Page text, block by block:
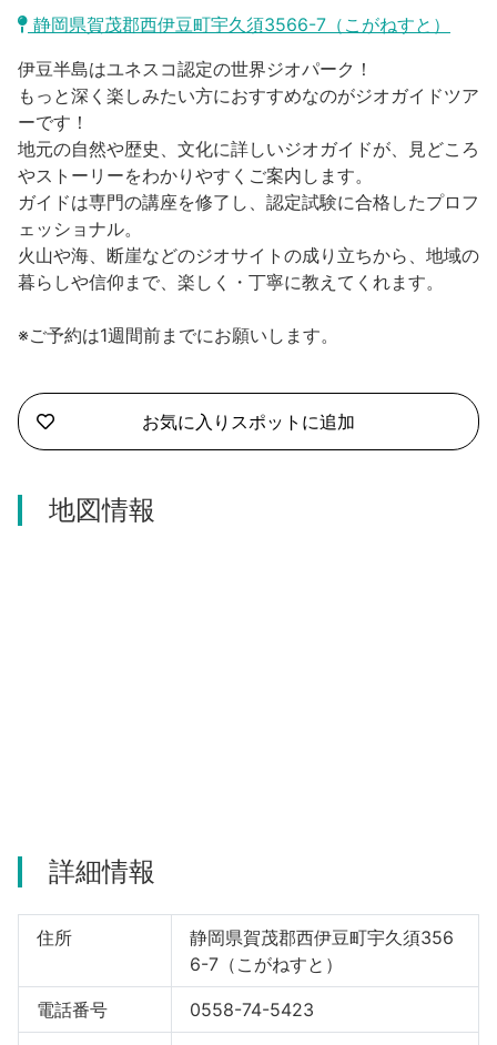
三島市
南伊豆町
函南町
西伊豆町
伊東市
伊豆の国市
松崎町
河津町
宿泊・予約
旅程作成
AIルートプランナー
アクセス
合同会社説明会
伊豆ワーケーション
静岡県賀茂郡西伊豆町宇久須3566-7（こがねすと）
伊豆半島はユネスコ認定の世界ジオパーク！
もっと深く楽しみたい方におすすめなのがジオガイドツア
ーです！
地元の自然や歴史、文化に詳しいジオガイドが、見どころ
やストーリーをわかりやすくご案内します。
ガイドは専門の講座を修了し、認定試験に合格したプロフ
ェッショナル。
火山や海、断崖などのジオサイトの成り立ちから、地域の
暮らしや信仰まで、楽しく・丁寧に教えてくれます。
※ご予約は1週間前までにお願いします。
お気に入りスポットに追加
地図情報
詳細情報
住所
静岡県賀茂郡西伊豆町宇久須356
6-7（こがねすと）
電話番号 0558-74-5423